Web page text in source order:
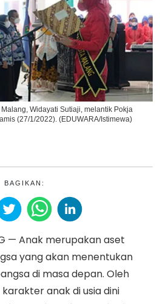
Ikuti Kami di:
Widayati Sutiaji, melantik Pokja
(27/1/2022). (EDUWARA/Istimewa)
BAGIKAN:
— Anak merupakan aset
yang akan menentukan
di masa depan. Oleh
anak di usia dini